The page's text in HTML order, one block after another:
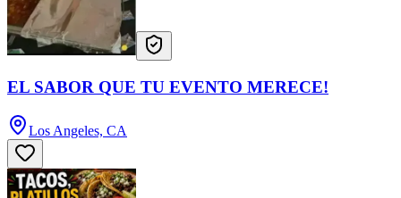
EL SABOR QUE TU EVENTO MERECE!
Los Angeles, CA